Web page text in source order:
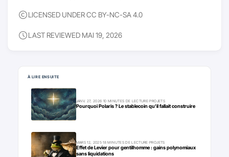
LICENSED UNDER CC BY-NC-SA 4.0
LAST REVIEWED MAI 19, 2026
Pour aller plus loin
À LIRE ENSUITE
JANV. 27, 2026· 10 MINUTES DE LECTURE·PROJETS
Pourquoi Polaris ? Le stablecoin qu'il fallait construire
MARS 12, 2025·18 MINUTES DE LECTURE·PROJETS
Effet de Levier pour gentilhomme : gains polynomiaux
sans liquidations